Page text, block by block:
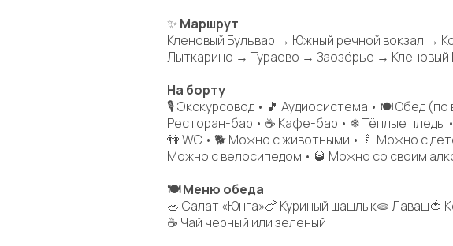
✨ Маршрут
Кленовый Бульвар → Южный речной вокзал →
Лыткарино → Тураево → Заозёрье → Кленовый
На борту
🎙 Экскурсовод • 🎵 Аудиосистема • 🍽 Обед
Ресторан-бар • ☕ Кафе-бар • ❄ Тёплые пледы
🚻 WC • 🐕 Можно с животными • 🍼 Можно с
Можно с велосипедом • 🥃 Можно со своим
🍽 Меню обеда
🥗 Салат «Юнга»🍗 Куриный шашлык🫓 Лаваш🍅
☕ Чай чёрный или зелёный